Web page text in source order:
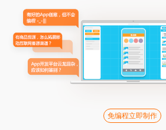
免编程立即制作